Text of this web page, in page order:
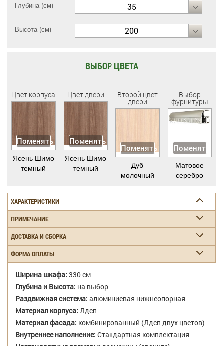
Глубина (см) 35
Высота (см) 200
ВЫБОР ЦВЕТА
Цвет корпуса
Поменять
Ясень Шимо
темный
Цвет двери
Поменять
Ясень Шимо
темный
Второй цвет
двери
Поменять
Дуб
молочный
Выбор
фурнитуры
Поменять
Матовое
серебро
ХАРАКТЕРИСТИКИ
ПРИМЕЧАНИЕ
ДОСТАВКА И СБОРКА
ФОРМА ОПЛАТЫ
Ширина шкафа: 330 см
Глубина и Высота: на выбор
Раздвижная система: алюминиевая нижнеопорная
Материал корпуса: Лдсп
Материал фасада: комбинированный (Лдсп двух цветов)
Внутреннее наполнение: Стандартная комплектация